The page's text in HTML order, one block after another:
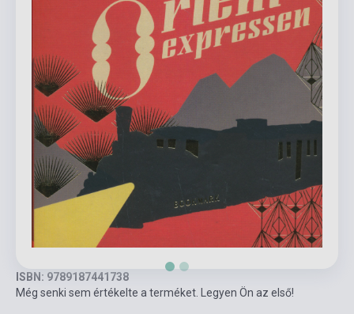
ISBN: 9789187441738
Még senki sem értékelte a terméket. Legyen Ön az első!